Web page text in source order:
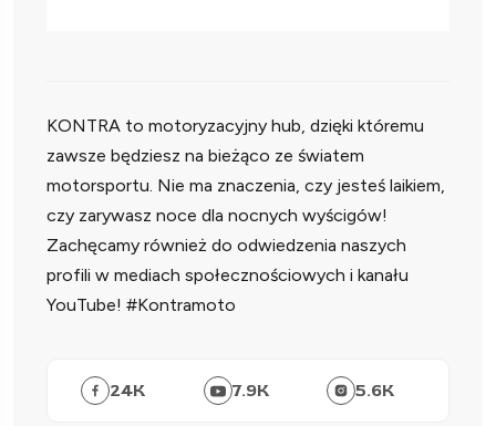
KONTRA to motoryzacyjny hub, dzięki któremu
zawsze będziesz na bieżąco ze światem
motorsportu. Nie ma znaczenia, czy jesteś laikiem,
czy zarywasz noce dla nocnych wyścigów!
Zachęcamy również do odwiedzenia naszych
profili w mediach społecznościowych i kanału
YouTube! #Kontramoto
24K 7.9K 5.6K